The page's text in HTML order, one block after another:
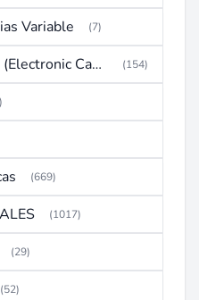
Variable (7)
Caja Registradora (Electronic Cash Register) (154)
(669)
(1017)
(29)
(52)